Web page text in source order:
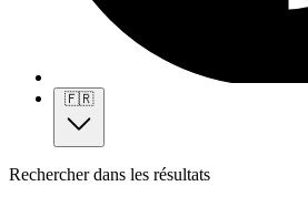
🇫🇷
Rechercher dans les résultats